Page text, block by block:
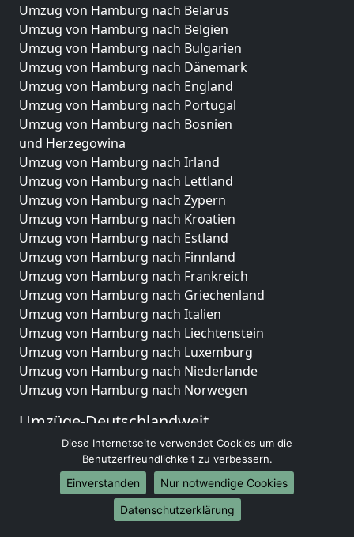
Umzug von Hamburg nach Belarus
Umzug von Hamburg nach Belgien
Umzug von Hamburg nach Bulgarien
Umzug von Hamburg nach Dänemark
Umzug von Hamburg nach England
Umzug von Hamburg nach Portugal
Umzug von Hamburg nach Bosnien
und Herzegowina
Umzug von Hamburg nach Irland
Umzug von Hamburg nach Lettland
Umzug von Hamburg nach Zypern
Umzug von Hamburg nach Kroatien
Umzug von Hamburg nach Estland
Umzug von Hamburg nach Finnland
Umzug von Hamburg nach Frankreich
Umzug von Hamburg nach Griechenland
Umzug von Hamburg nach Italien
Umzug von Hamburg nach Liechtenstein
Umzug von Hamburg nach Luxemburg
Umzug von Hamburg nach Niederlande
Umzug von Hamburg nach Norwegen
Umzüge-Deutschlandweit
Umzug von Hamburg nach Berlin
Umzug von Hamburg nach Hamburg
Umzug von Hamburg nach München
Umzug von Hamburg nach Köln
Umzug von Hamburg nach Frankfurt am Main
Diese Internetseite verwendet Cookies um die
Benutzerfreundlichkeit zu verbessern.
Einverstanden
Nur notwendige Cookies
Datenschutzerklärung